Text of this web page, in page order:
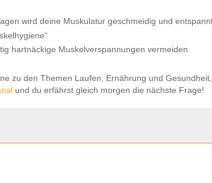
wird deine Muskulatur geschmeidig und
hartnäckige Muskelverspannungen vermeiden
zu den Themen Laufen, Ernährung und
und du erfährst gleich morgen die nächste Frage!